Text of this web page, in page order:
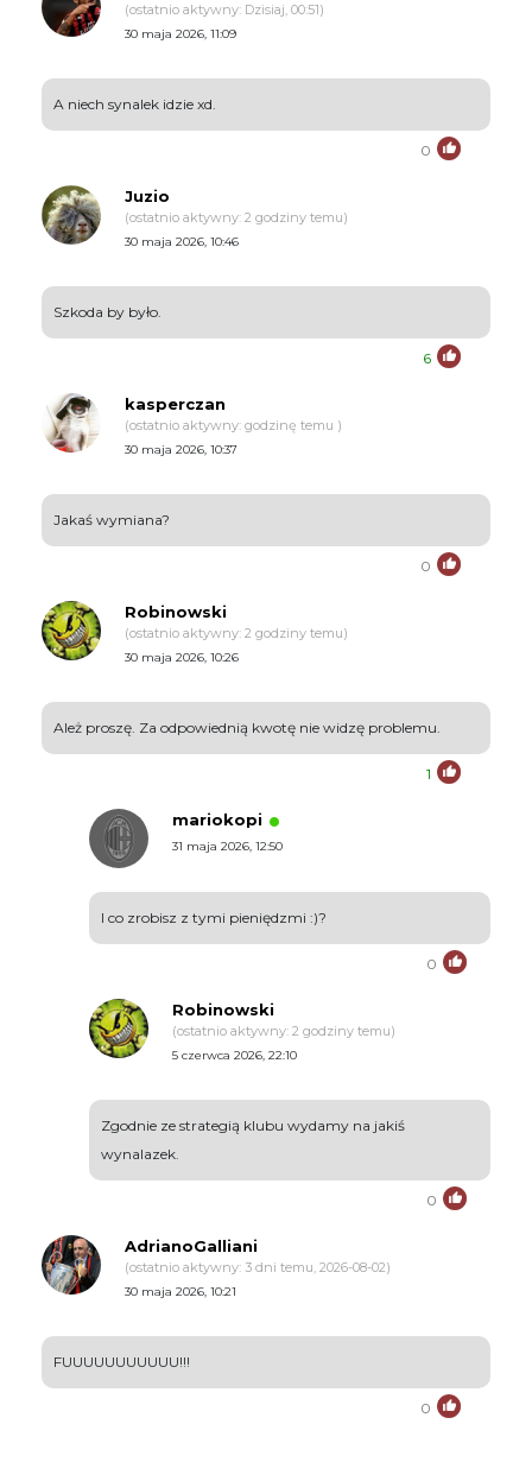
(ostatnio aktywny: Dzisiaj, 00:51)
30 maja 2026, 11:09
A niech synalek idzie xd.
0
Juzio
(ostatnio aktywny: 2 godziny temu)
30 maja 2026, 10:46
Szkoda by było.
6
kasperczan
(ostatnio aktywny: godzinę temu )
30 maja 2026, 10:37
Jakaś wymiana?
0
Robinowski
(ostatnio aktywny: 2 godziny temu)
30 maja 2026, 10:26
Ależ proszę. Za odpowiednią kwotę nie widzę problemu.
1
mariokopi
31 maja 2026, 12:50
I co zrobisz z tymi pieniędzmi :)?
0
Robinowski
(ostatnio aktywny: 2 godziny temu)
5 czerwca 2026, 22:10
Zgodnie ze strategią klubu wydamy na jakiś
wynalazek.
0
AdrianoGalliani
(ostatnio aktywny: 3 dni temu, 2026-08-02)
30 maja 2026, 10:21
FUUUUUUUUUUU!!!
0